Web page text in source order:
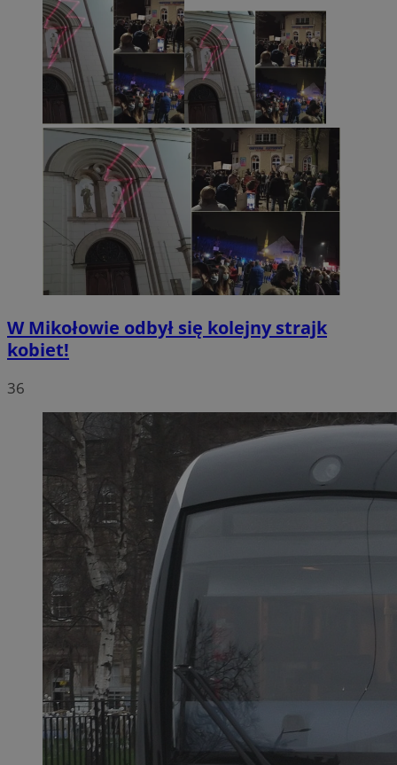
W Mikołowie odbył się kolejny strajk
kobiet!
36